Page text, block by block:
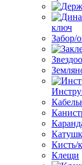
ключ
Забор/
Кисть/
Клещи